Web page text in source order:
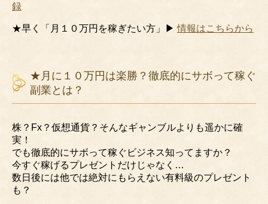
録
★早く「月１０万円を稼ぎたい方」▶情報はこちらから
★月に１０万円は楽勝？徹底的にサボって稼ぐ
副業とは？
株？Fx？仮想通貨？そんなギャンブルよりも遥かに確
実！
でも徹底的にサボって稼ぐビジネス知ってますか？
今すぐ稼げるプレゼントだけじゃなく…
数日後には他では絶対にもらえない有料級のプレゼント
も？